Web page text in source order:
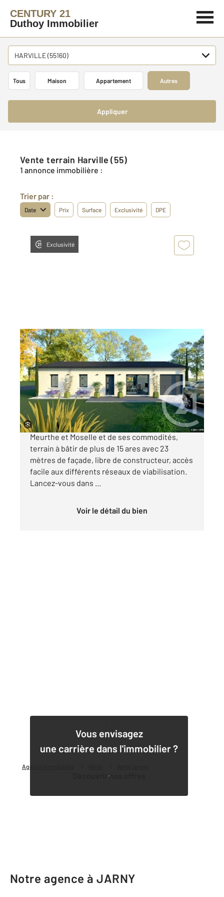
CENTURY 21
Duthoy Immobilier
HARVILLE (55160)
Tous Maison Appartement Autres
Appliquer
Agence immobilière
Vente terrain Harville (55)
1 annonce immobilière :
Trier par :
Date Prix Surface Exclusivité DPE
Exclusivité
HARVILLE 55
1514 m2
Ref : 782
Terrain à vendre
45 000 €
Harville à deux pas des frontières de la
Meurthe et Moselle et de ses commodités,
terrain à bâtir de plus de 15 ares avec 23
mètres de façade, libre de constructeur, accès
facile aux différents réseaux de viabilisation.
Lancez-vous dans ...
Voir le détail du bien
Vous envisagez
une carrière dans l'immobilier ?
Découvrir nos offres
Notre agence à JARNY